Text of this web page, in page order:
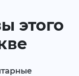
этого